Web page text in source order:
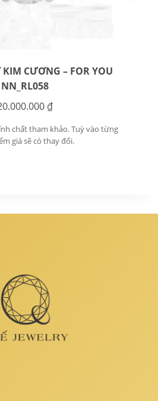
CƯƠNG – FOR YOU
NN_RL058
₫
chất tham khảo. Tuỳ vào từng
giá sẽ có thay đổi.